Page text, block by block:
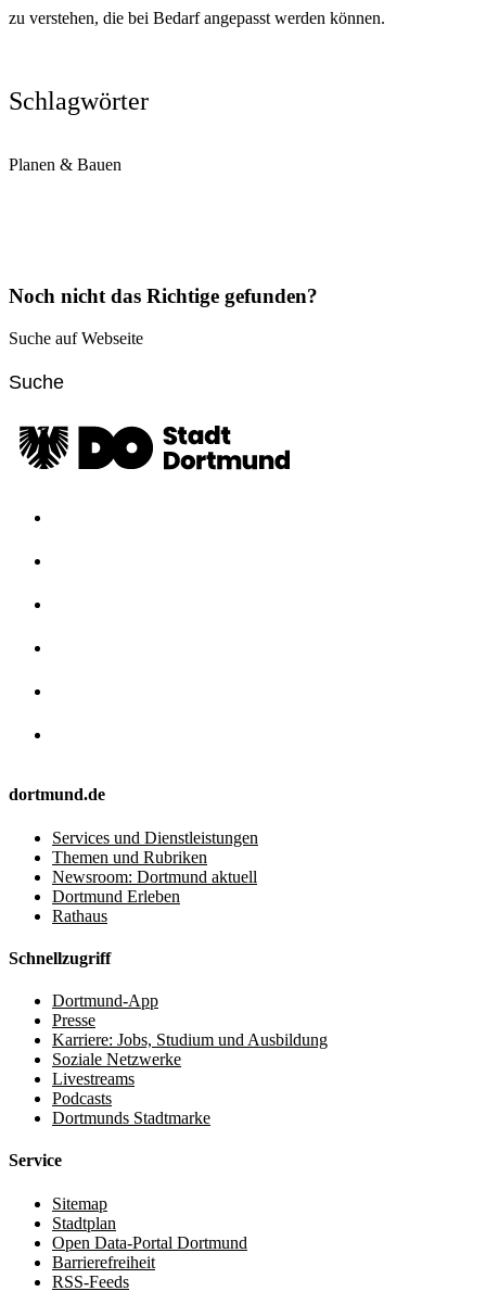
zu verstehen, die bei Bedarf angepasst werden können.
Schlagwörter
Planen & Bauen
Noch nicht das Richtige gefunden?
Suche auf Webseite
dortmund.de
Services und Dienstleistungen
Themen und Rubriken
Newsroom: Dortmund aktuell
Dortmund Erleben
Rathaus
Schnellzugriff
Dortmund-App
Presse
Karriere: Jobs, Studium und Ausbildung
Soziale Netzwerke
Livestreams
Podcasts
Dortmunds Stadtmarke
Service
Sitemap
Stadtplan
Open Data-Portal Dortmund
Barrierefreiheit
RSS-Feeds